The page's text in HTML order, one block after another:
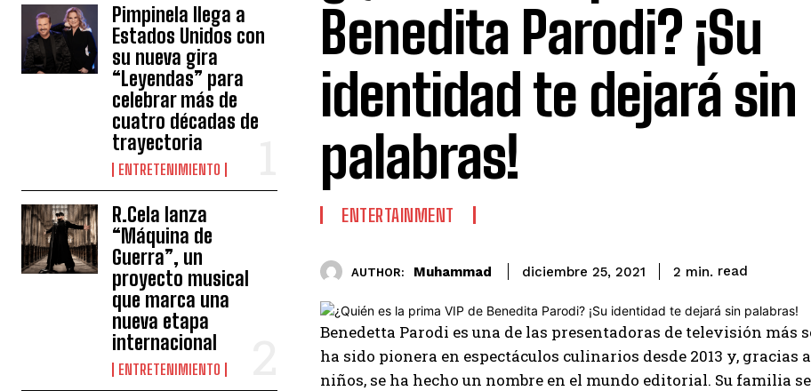
Pimpinela llega a
Estados Unidos con
su nueva gira
“Leyendas” para
celebrar más de
cuatro décadas de
trayectoria
ENTRETENIMIENTO
R.Cela lanza
“Máquina de
Guerra”, un
proyecto musical
que marca una
nueva etapa
internacional
ENTRETENIMIENTO
Benedita Parodi? ¡Su
identidad te dejará sin
palabras!
ENTERTAINMENT
AUTHOR: Muhammad diciembre 25, 2021 2 min. read
Benedetta Parodi es una de las presentadoras de televisión más
ha sido pionera en espectáculos culinarios desde 2013 y, gracias
niños, se ha hecho un nombre en el mundo editorial. Su familia